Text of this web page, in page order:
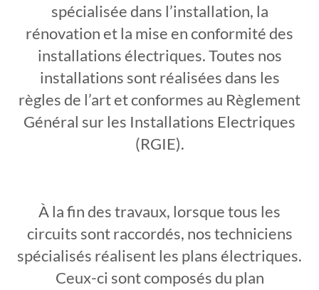
spécialisée dans l’installation, la
rénovation et la mise en conformité des
installations électriques. Toutes nos
installations sont réalisées dans les
règles de l’art et conformes au Règlement
Général sur les Installations Electriques
(RGIE).
Àla fin des travaux, lorsque tous les
circuits sont raccordés, nos techniciens
spécialisés réalisent les plans électriques.
Ceux-ci sont composés du plan